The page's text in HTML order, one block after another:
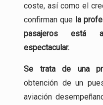
coste, así como el
confirman que la
pasajeros está
espectacular.
Se trata de una
obtención de un
aviación